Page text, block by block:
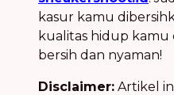
kasur kamu
kualitas hidup kamu
bersih dan nyaman!
Disclaimer: Artikel